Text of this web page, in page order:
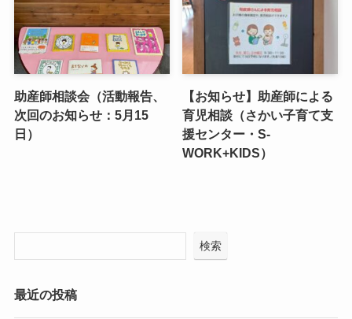
助産師相談会（活動報告、
次回のお知らせ：5月15
日）
【お知らせ】助産師による
育児相談（さかい子育て支
援センター・S-
WORK+KIDS）
検索
最近の投稿